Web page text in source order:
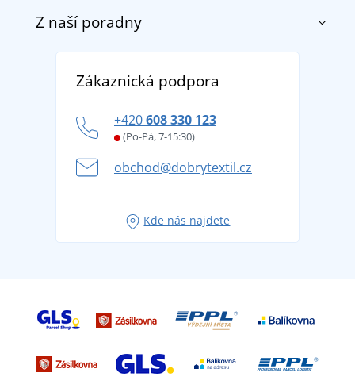
Doprava a platba
Vrácení zboží a reklamace
Potisk a výšivka
Věrnostní program BONTIS +
O nás
DobrýTextil pro firmy a organizace
Z naší poradny
tradicí od roku 1976
Letní dobrodružství začíná balením aneb připravte
se na dovolenou bez starostí
Zákaznická podpora
+420608 330 123
(Po-Pá, 7-15:30)
obchod@dobrytextil.cz
Kde nás najdete